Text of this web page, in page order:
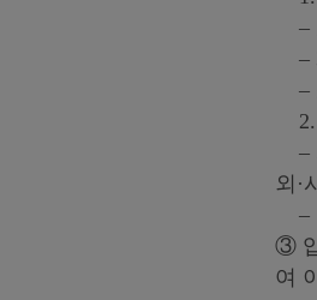
–
–
–
2.
–
외·
–
③
여